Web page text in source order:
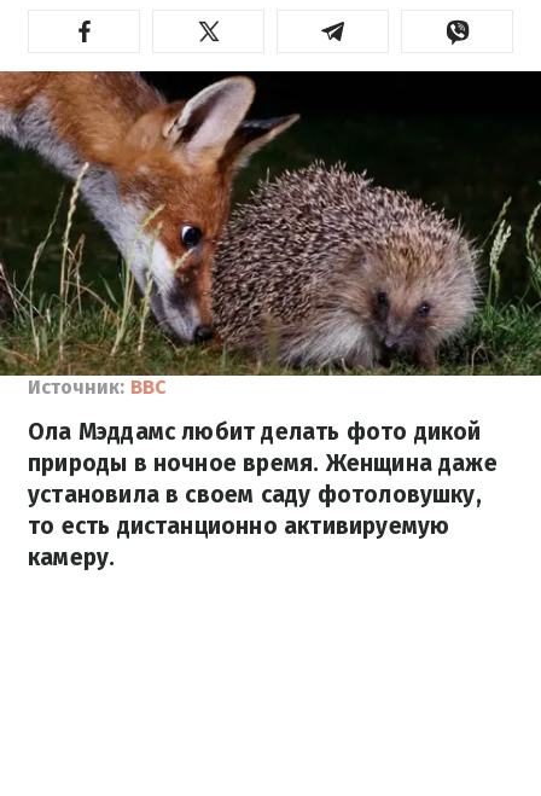
Источник: BBC
Ола Мэддамс любит делать фото дикой
природы в ночное время. Женщина даже
установила в своем саду фотоловушку,
то есть дистанционно активируемую
камеру.